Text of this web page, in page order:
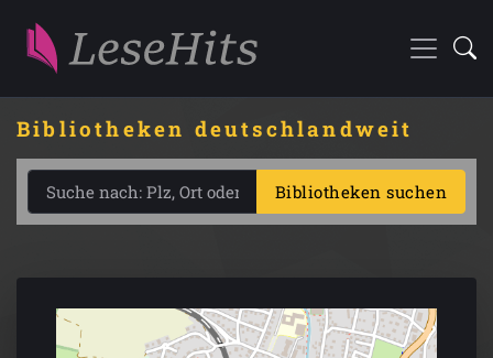
Bibliotheken deutschlandweit
Bibliotheken suchen